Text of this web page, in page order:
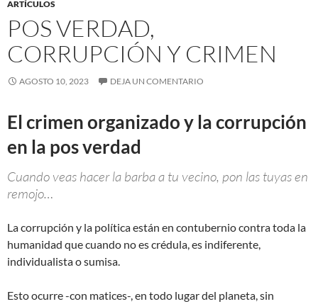
ARTÍCULOS
POS VERDAD,
CORRUPCIÓN Y CRIMEN
AGOSTO 10, 2023 DEJA UN COMENTARIO
El crimen organizado y la corrupción
en la pos verdad
Cuando veas hacer la barba a tu vecino, pon las tuyas en
remojo…
La corrupción y la política están en contubernio contra toda la
humanidad que cuando no es crédula, es indiferente,
individualista o sumisa.
Esto ocurre -con matices-, en todo lugar del planeta, sin